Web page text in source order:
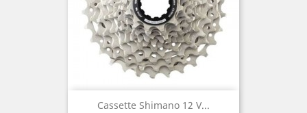
Cassette Shimano 12 V...